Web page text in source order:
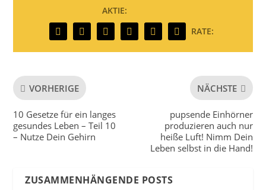
AKTIE:
RATE:
VORHERIGE
10 Gesetze für ein langes
gesundes Leben – Teil 10
– Nutze Dein Gehirn
NÄCHSTE
pupsende Einhörner
produzieren auch nur
heiße Luft! Nimm Dein
Leben selbst in die Hand!
ZUSAMMENHÄNGENDE POSTS